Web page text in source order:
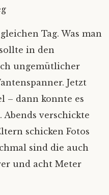
Tag. Was man
in den
ungemütlicher
Jetzt
– dann konnte es
verschickte
schicken Fotos
sind die auch
und acht Meter